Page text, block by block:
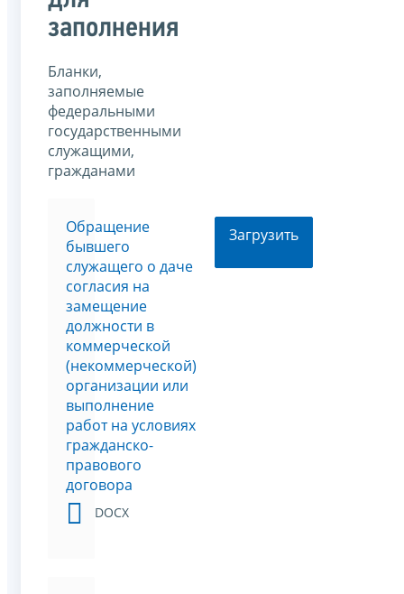
заполнения
Бланки,
заполняемые
федеральными
государственными
служащими,
гражданами
Обращение
бывшего
служащего о даче
согласия на
замещение
должности в
коммерческой
(некоммерческой)
организации или
выполнение
работ на условиях
гражданско-
правового
договора
DOCX
Загрузить